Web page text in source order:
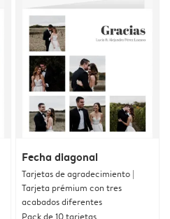
Fecha diagonal
Tarjetas de agradecimiento |
Tarjeta prémium con tres
acabados diferentes
Pack de 10 tarjetas